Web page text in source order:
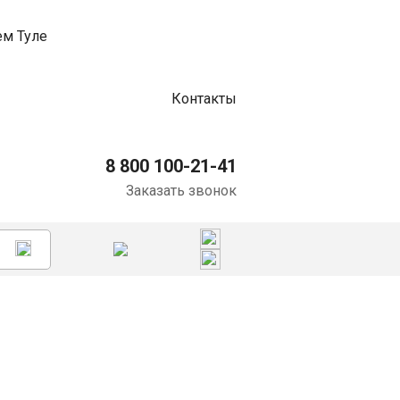
Контакты
8 800 100-21-41
Заказать звонок